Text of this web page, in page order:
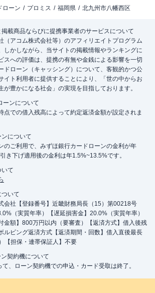
ローン プロミス 福岡県 北九州市八幡西区
載商品ならびに提携事業者のサービスについて
（アコム株式会社等）のアフィリエイトプログラム
しかしながら、当サイトの掲載情報やランキングに
スへの評価は、提携の有無や金銭による影響を一切
ドローン（キャッシング）について、客観的かつ公
イト利用者に提供することにより、「世の中からお
が豊かになる社会」の実現を目指しております。
ーンについて
での借入残高によって約定返済金額が設定されま
について
のご利用で、みずほ銀行カードローンの金利が年
き下げ適用後の金利は年1.5%~13.5%です。
て
いて
会社【登録番号】近畿財務局長（15）第00218号
（実質年率）【遅延損害金】20.0%（実質年率）
金額】800万円以内（要審査）【返済方式】借入後残
ルビング返済方式【返済期間・回数】借入直後最長
【担保・連帯保証人】不要
契約機について
、ローン契約機での申込・カード受取は終了。